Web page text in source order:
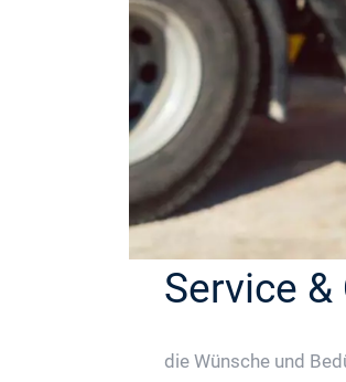
Service
die Wünsche und